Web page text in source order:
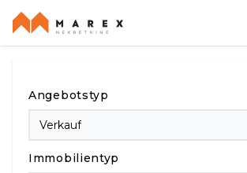
Angebotstyp
Verkauf
Immobilientyp